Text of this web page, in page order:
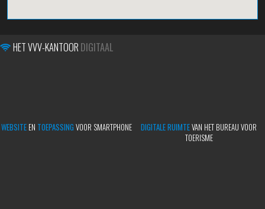
HET VVV-KANTOOR DIGITAAL
WEBSITEEN TOEPASSING VOOR SMARTPHONE DIGITALE RUIMTEVAN HET BUREAU VOOR
TOERISME